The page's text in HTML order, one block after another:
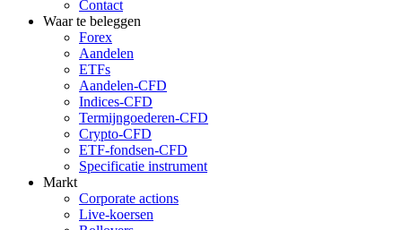
Contact
Waar te beleggen
Forex
Aandelen
ETFs
Aandelen-CFD
Indices-CFD
Termijngoederen-CFD
Crypto-CFD
ETF-fondsen-CFD
Specificatie instrument
Markt
Corporate actions
Live-koersen